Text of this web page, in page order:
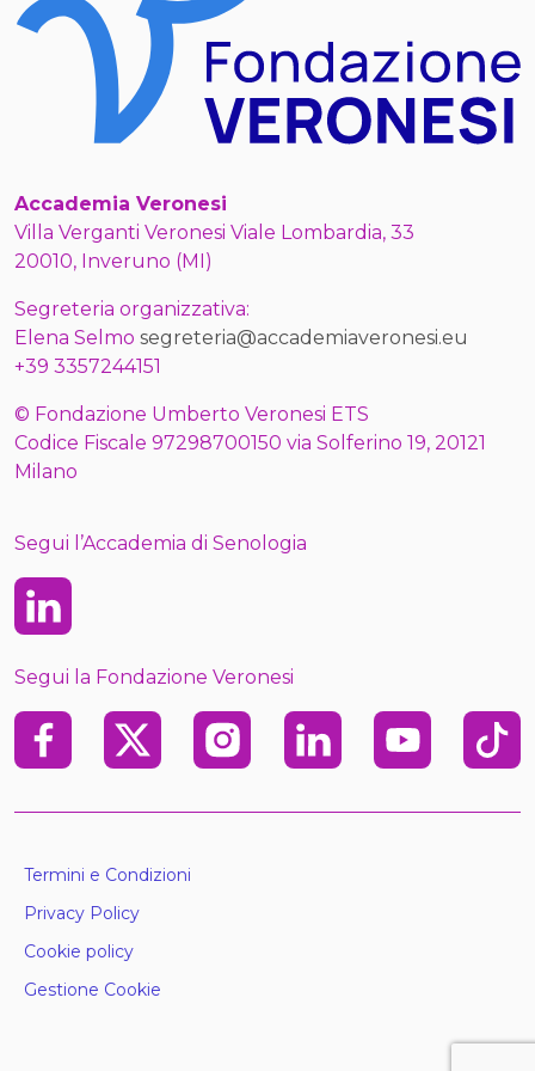
Accademia Veronesi
Villa Verganti Veronesi Viale Lombardia, 33
20010, Inveruno (MI)
Segreteria organizzativa:
Elena Selmo segreteria@accademiaveronesi.eu
+39 3357244151
© Fondazione Umberto Veronesi ETS
Codice Fiscale 97298700150 via Solferino 19, 20121
Milano
Segui l’Accademia di Senologia
Linkedin
Segui la Fondazione Veronesi
FacebookX InstagramLinkedin Youtube TikTok
Termini e Condizioni
Privacy Policy
Cookie policy
Gestione Cookie